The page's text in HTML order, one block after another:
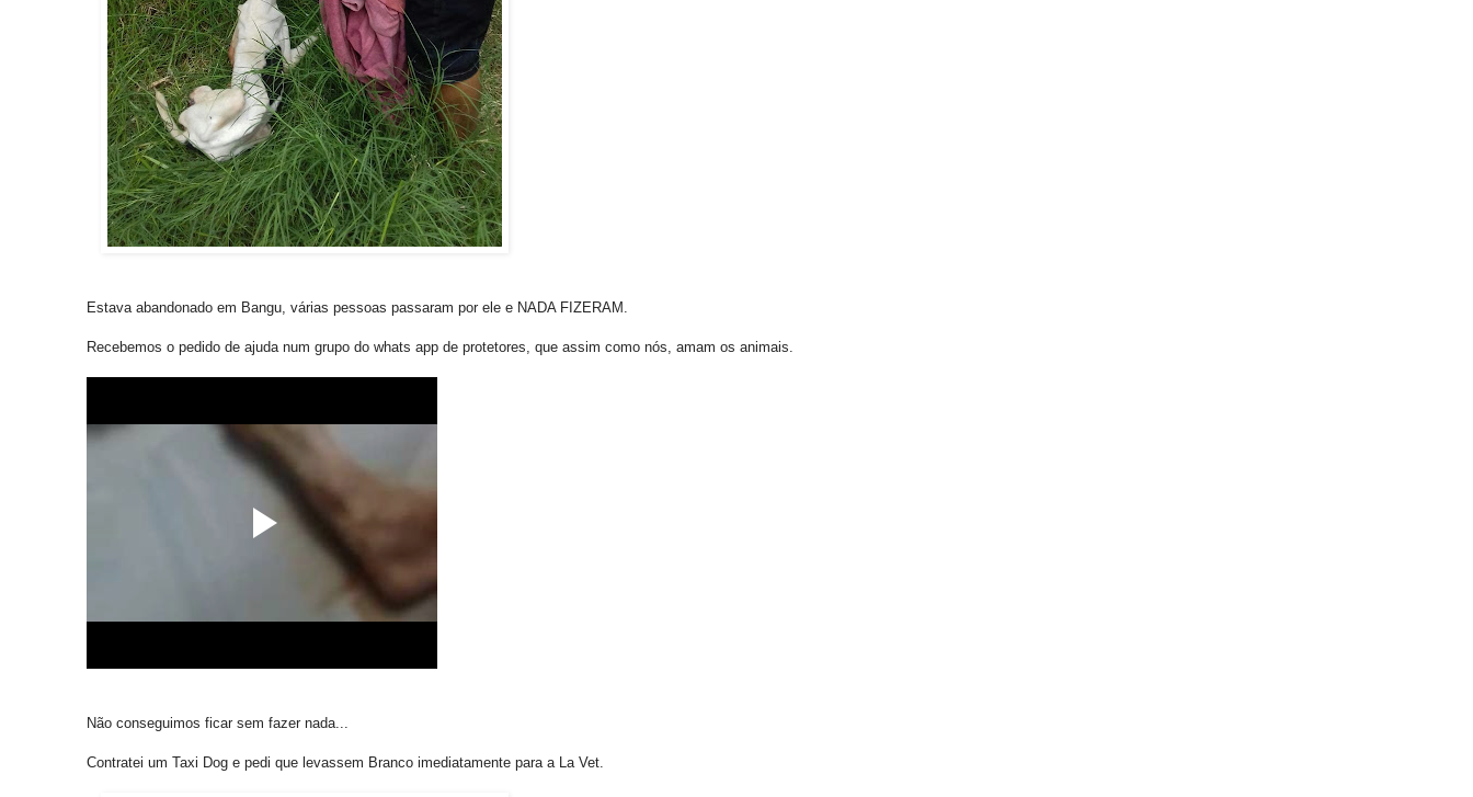
Estava abandonado em Bangu, várias pessoas passaram por ele e NADA FIZERAM.
Recebemos o pedido de ajuda num grupo do whats app de protetores, que assim como nós, amam os animais.
Não conseguimos ficar sem fazer nada...
Contratei um Taxi Dog e pedi que levassem Branco imediatamente para a La Vet.